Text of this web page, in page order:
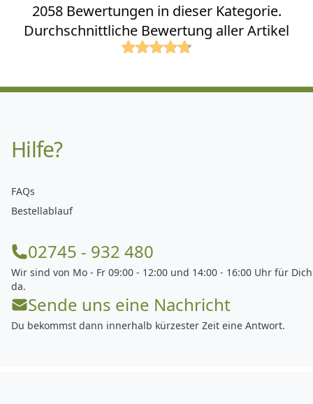
2058 Bewertungen in dieser Kategorie.
Durchschnittliche Bewertung aller Artikel
Hilfe?
FAQs
Bestellablauf
02745 - 932 480
Wir sind von Mo - Fr 09:00 - 12:00 und 14:00 - 16:00 Uhr für Dich
da.
Sende uns eine Nachricht
Du bekommst dann innerhalb kürzester Zeit eine Antwort.